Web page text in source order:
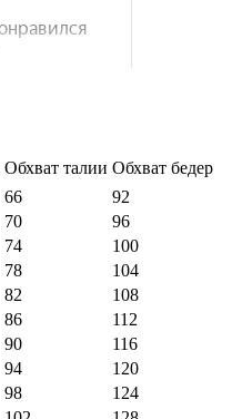
Обхват талии Обхват бедер
66
92
70
96
74
100
78
104
82
108
86
112
90
116
94
120
98
124